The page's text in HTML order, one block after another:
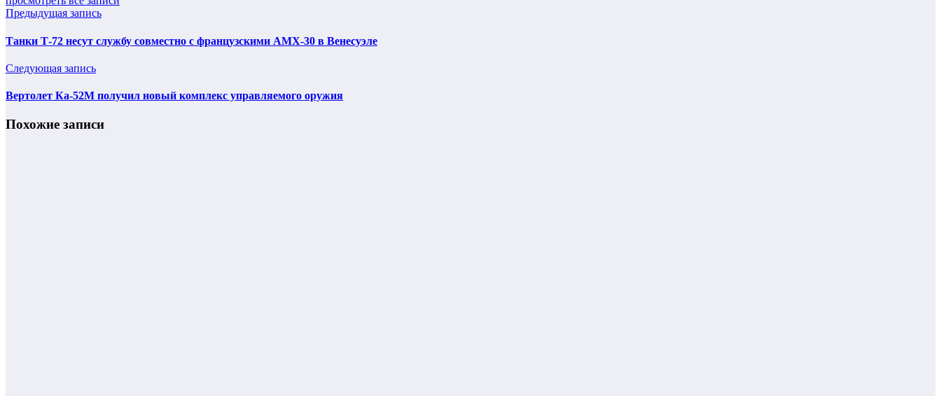
Предыдущая запись
Танки Т-72 несут службу совместно с французскими АМХ-30 в Венесуэле
Следующая запись
Вертолет Ка-52М получил новый комплекс управляемого оружия
Похожие записи